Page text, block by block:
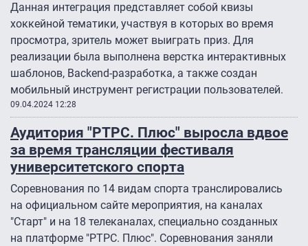
Данная интеграция представляет собой квизы
хоккейной тематики, участвуя в которых во время
просмотра, зритель может выиграть приз. Для
реализации была выполнена верстка интерактивных
шаблонов, Backend-разработка, а также создан
мобильный инструмент регистрации пользователей.
09.04.2024 12:28
Аудитория "РТРС. Плюс" выросла вдвое
за время трансляции фестиваля
университетского спорта
Соревнования по 14 видам спорта транслировались
на официальном сайте мероприятия, на каналах
"Старт" и на 18 телеканалах, специально созданных
на платформе "РТРС. Плюс". Соревнования заняли